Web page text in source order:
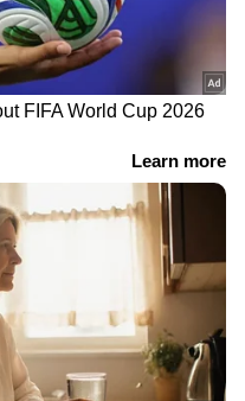
മെസേജുകള്‍ ആരെങ്കിലും